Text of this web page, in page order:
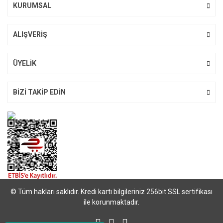
KURUMSAL
ALIŞVERİŞ
ÜYELİK
BİZİ TAKİP EDİN
© Tüm hakları saklıdır. Kredi kartı bilgileriniz 256bit SSL sertifikası
ile korunmaktadır.